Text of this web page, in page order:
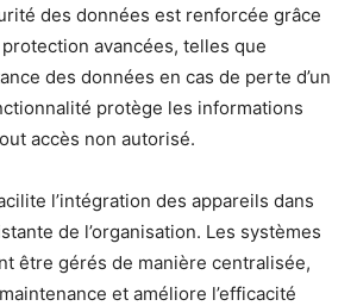
des données est renforcée grâce
avancées, telles que
des données en cas de perte d’un
protège les informations
accès non autorisé.
l’intégration des appareils dans
de l’organisation. Les systèmes
être gérés de manière centralisée,
et améliore l’efficacité